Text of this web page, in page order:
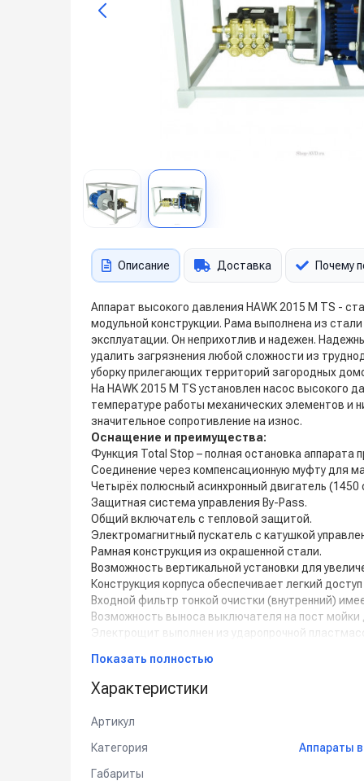
Описание Доставка Почему
Аппарат высокого давления HAWK 2015 M TS -
модульной конструкции. Рама выполнена из
эксплуатации. Он неприхотлив и надежен.
удалить загрязнения любой сложности из
уборку прилегающих территорий загородных
На HAWK 2015 M TS установлен насос высокого
температуре работы механических элементов и
значительное сопротивление на износ.
Оснащение и преимущества:
Функция Total Stop – полная остановка аппарата
Соединение через компенсационную муфту для
Четырёх полюсный асинхронный двигатель (1450
Защитная система управления By-Pass.
Общий включатель с тепловой защитой.
Электромагнитный пускатель с катушкой
Рамная конструкция из окрашенной стали.
Возможность вертикальной установки для
Конструкция корпуса обеспечивает легкий
Входной фильтр тонкой очистки (внутренний)
Возможность выноса выключателя на пост мойки
Электрощит выполнен из ударопрочной
Масляный щуп.
Аксессуары в комплект поставки не входят.
Показать полностью
Характеристики
Артикул
Категория
Аппараты
Габариты